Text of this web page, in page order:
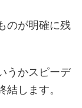
のが明確に残
うかスピーデ
します。